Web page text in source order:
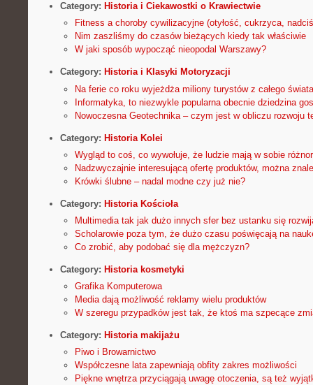
Category: Historia i Ciekawostki o Krawiectwie
Fitness a choroby cywilizacyjne (otyłość, cukrzyca,
Nim zaszliśmy do czasów bieżących kiedy tak właściwie
W jaki sposób wypocząć nieopodal Warszawy?
Category: Historia i Klasyki Motoryzacji
Na ferie co roku wyjeżdża miliony turystów z całego świata
Informatyka, to niezwykle popularna obecnie dziedzina
Nowoczesna Geotechnika – czym jest w obliczu rozwoju
Category: Historia Kolei
Wygląd to coś, co wywołuje, że ludzie mają w sobie
Nadzwyczajnie interesującą ofertę produktów, można
Krówki ślubne – nadal modne czy już nie?
Category: Historia Kościoła
Multimedia tak jak dużo innych sfer bez ustanku się
Scholarowie poza tym, że dużo czasu poświęcają na
Co zrobić, aby podobać się dla mężczyzn?
Category: Historia kosmetyki
Grafika Komputerowa
Media dają możliwość reklamy wielu produktów
W szeregu przypadków jest tak, że ktoś ma szpecące
Category: Historia makijażu
Piwo i Browarnictwo
Współczesne lata zapewniają obfity zakres możliwości
Piękne wnętrza przyciągają uwagę otoczenia, są też